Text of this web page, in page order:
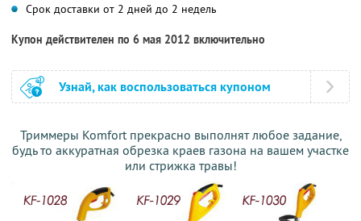
Срок доставки от 2 дней до 2 недель
Купон действителен по 6 мая 2012 включительно
Узнай, как воспользоваться купоном
Триммеры Komfort прекрасно выполнят любое задание,
будь то аккуратная обрезка краев газона на вашем участке
или стрижка травы!